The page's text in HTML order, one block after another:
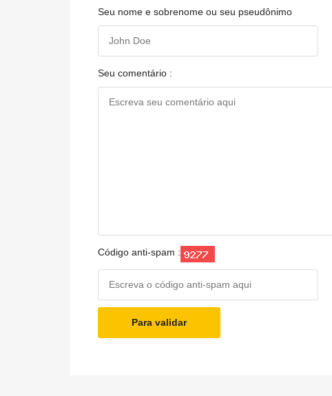
Seu nome e sobrenome ou seu pseudônimo
Seu comentário :
Código anti-spam :
Para validar